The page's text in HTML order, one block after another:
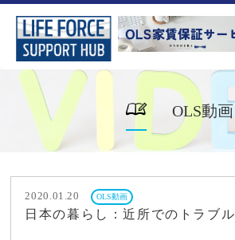
OLS動画
2020.01.20 OLS動画
日本の暮らし：近所でのトラブル